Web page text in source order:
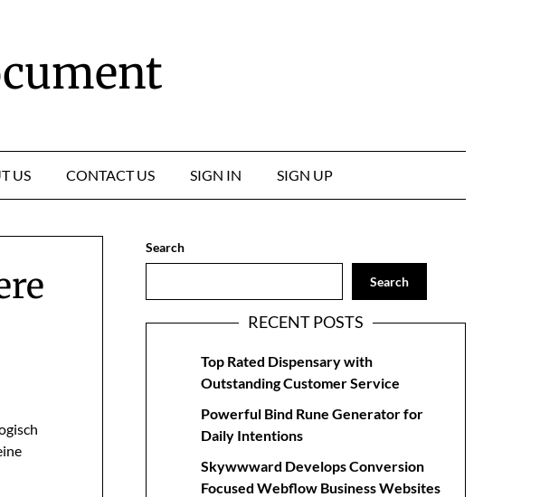
US CONTACT US SIGN IN SIGN UP
Search
Search
RECENT POSTS
Top Rated Dispensary with
Outstanding Customer Service
Powerful Bind Rune Generator for
Daily Intentions
Skywwward Develops Conversion
Focused Webflow Business Websites